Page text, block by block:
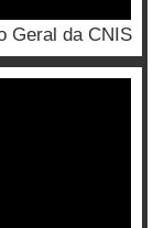
Geral da CNIS